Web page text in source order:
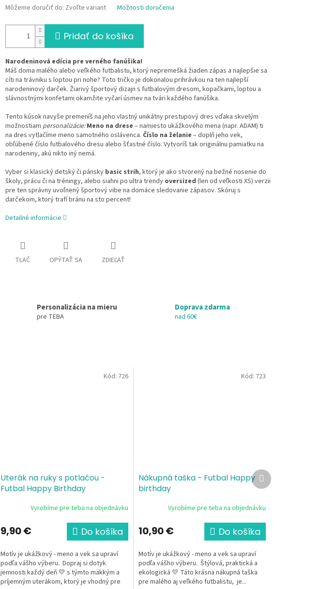
Môžeme doručiť do: Zvoľte variant Možnosti doručenia
Pridať do košíka
Narodeninová edícia pre verného fanúšika!
Máš doma malého alebo veľkého futbalistu, ktorý nepremešká žiaden zápas a najlepšie sa
cíti na trávniku s loptou pri nohe? Toto tričko je dokonalou prihrávkou na ten najlepší
narodeninový darček. Žiarivý športový dizajn s futbalovým dresom, kopačkami, loptou a
slávnostnými konfetami okamžite vyčarí úsmev na tvári každého fanúšika.
Tento kúsok navyše premeníš na jeho vlastný unikátny prestupový dres vďaka skvelým
možnostiam personalizácie: Meno na drese – namiesto ukážkového mena (napr. ADAM) ti
na dres vytlačíme meno samotného oslávenca. Číslo na želanie – doplň jeho vek,
obľúbené číslo futbalového dresu alebo šťastné číslo. Vytvoríš tak originálnu pamiatku na
narodeniny, akú nikto iný nemá.
Vyber si klasický detský či pánsky basic strih, ktorý je ako stvorený na bežné nosenie do
školy, prácu či na tréningy, alebo siahni po ultra trendy oversized (len od veľkosti XS) verzii
pre ten správny uvoľnený športový vibe na domáce sledovanie zápasov. Skóruj s
darčekom, ktorý trafí bránu na sto percent!
Detailné informácie
TLAČ OPÝTAŤ SA ZDIEĽAŤ
Personalizácia na mieru
pre TEBA
Doprava zdarma
nad 60€
Uterák na ruky s potlačou -
Futbal Happy Birthday
Vyrobíme pre teba na objednávku
9,90 € Do košíka
Motív je ukážkový - meno a vek sa upraví
podľa vášho výberu. Dopraj si dotyk
jemnosti každý deň 💛 s týmto mäkkým a
príjemným uterákom, ktorý je vhodný pre
Kód: 726
Nákupná taška - Futbal Happy
birthday
Vyrobíme pre teba na objednávku
10,90 € Do košíka
Motív je ukážkový - meno a vek sa upraví
podľa vášho výberu. Štýlová, praktická a
ekologická 💛 Táto krásna nákupná taška
pre malého aj veľkého futbalistu, je...
Kód: 723
Ďalší
produkt